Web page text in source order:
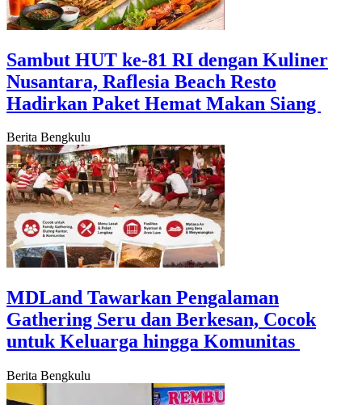
‎Sambut HUT ke-81 RI dengan Kuliner
Nusantara, Raflesia Beach Resto
Hadirkan Paket Hemat Makan Siang ‎
Berita Bengkulu
‎MDLand Tawarkan Pengalaman
Gathering Seru dan Berkesan, Cocok
untuk Keluarga hingga Komunitas ‎
Berita Bengkulu